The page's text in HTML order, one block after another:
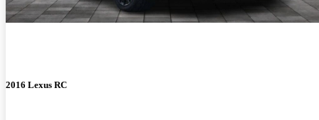
2016 Lexus RC